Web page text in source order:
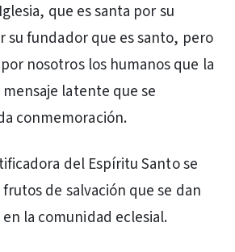
que es santa por su
su fundador que es santo, pero
nosotros los humanos que la
latente que se
conmemoración.
del Espíritu Santo se
de salvación que se dan
la comunidad eclesial.